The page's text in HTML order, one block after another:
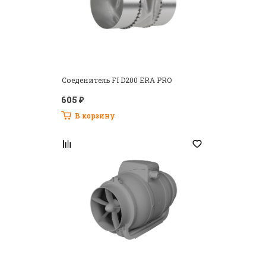
Соеденитель FI D200 ERA PRO
605 ₽
В корзину